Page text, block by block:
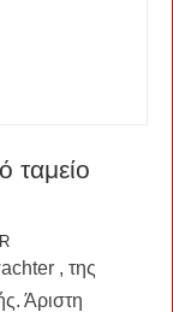
, της
Άριστη